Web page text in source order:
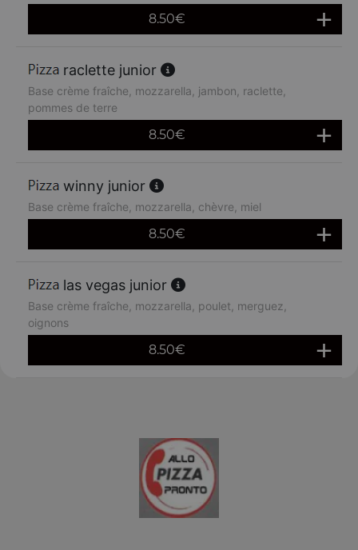
8.50€
raclette junior
Base crème fraîche, mozzarella, jambon, raclette,
pommes de terre
8.50€
winny junior
Base crème fraîche, mozzarella, chèvre, miel
8.50€
las vegas junior
Base crème fraîche, mozzarella, poulet, merguez,
oignons
8.50€